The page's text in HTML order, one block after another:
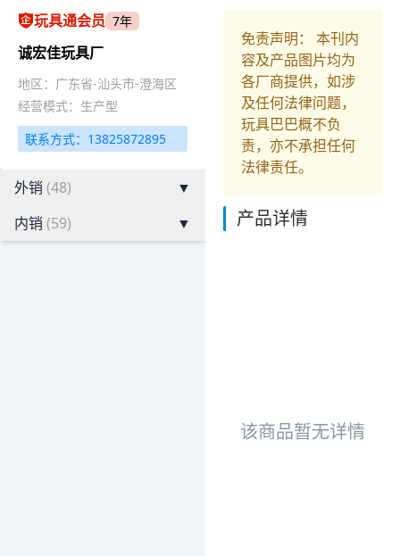
玩具通会员 7年
诚宏佳玩具厂
地区：广东省-汕头市-澄海区
经营模式：生产型
联系方式：13825872895
外销 (48)
▼
内销 (59) ▼
免责声明： 本刊内
容及产品图片均为
各厂商提供，如涉
及任何法律问题，
玩具巴巴概不负
责，亦不承担任何
法律责任。
产品详情
该商品暂无详情